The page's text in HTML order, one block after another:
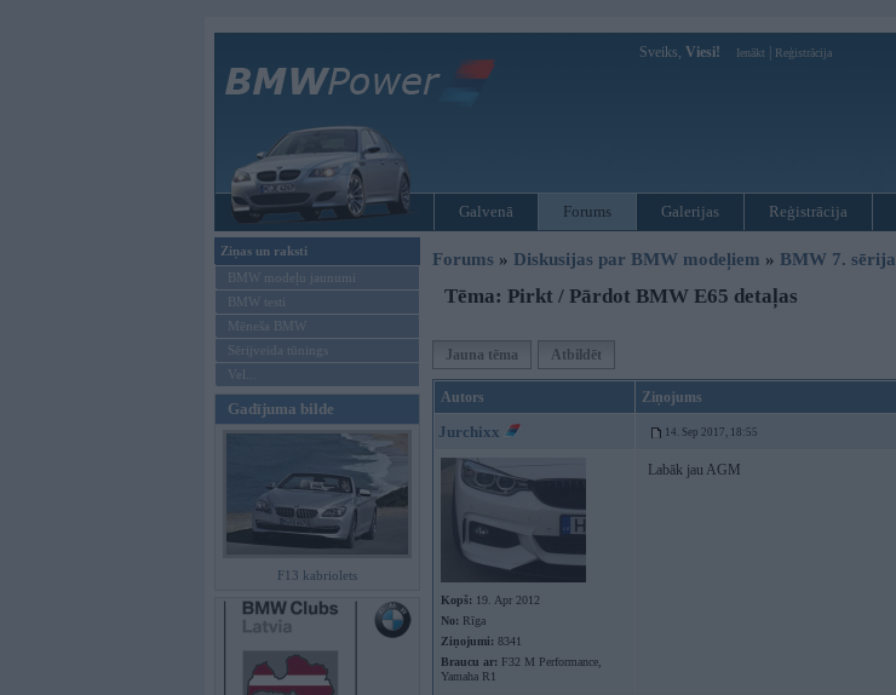
Sveiks, Viesi! Ienākt Reģistrācija
Galvenā Forums Galerijas Reģistrācija
Ziņas un raksti
BMW modeļu jaunumi
BMW testi
Mēneša BMW
Sērijveida tūnings
Vel...
Gadījuma bilde
F13 kabriolets
Forums » Diskusijas par BMW modeļiem » BMW 7. sērija
Tēma: Pirkt / Pārdot BMW E65 detaļas
Jauna tēma Atbildēt
Autors Ziņojums
Jurchixx 14. Sep 2017, 18:55
Kopš: 19. Apr 2012
No: Rīga
Ziņojumi: 8341
Braucu ar: F32 M Performance,
Yamaha R1
Labāk jau AGM